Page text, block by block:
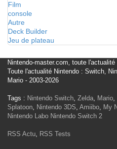
Film
console
Autre
Deck Builder
Jeu de plateau
Nintendo-master.com, toute
Toute l'actualité Nintendo : Switch,
Mario - 2003-2026
Tags : Nintendo Switch, Zelda, Mario,
Splatoon, Nintendo 3DS, Amiibo, My
Nintendo Labo Nintendo Switch 2
RSS Actu, RSS Tests